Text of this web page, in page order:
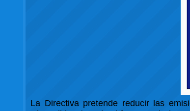
La Directiva pretende reducir las